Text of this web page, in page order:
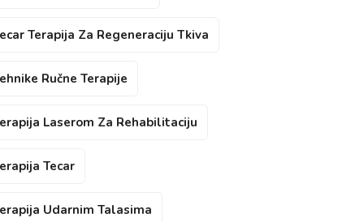
Terapija Za Regeneraciju Tkiva
Ručne Terapije
Laserom Za Rehabilitaciju
Tecar
Udarnim Talasima